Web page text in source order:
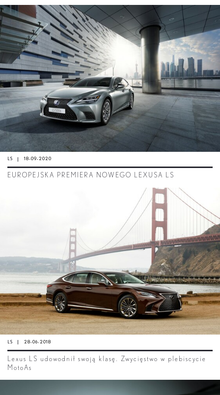
LS 18-09-2020
EUROPEJSKA PREMIERA NOWEGO LEXUSA LS
LS 28-06-2018
Lexus LS udowodnił swoją klasę. Zwycięstwo w plebiscycie
MotoAs